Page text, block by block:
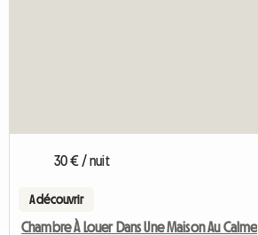
30 € / nuit
A découvrir
Chambre À Louer Dans Une Maison Au Calme